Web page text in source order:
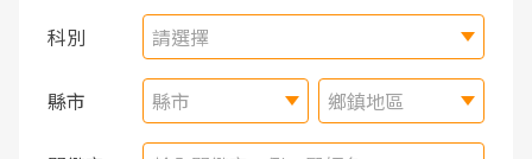
科別 請選擇
縣市 縣市 鄉鎮地區